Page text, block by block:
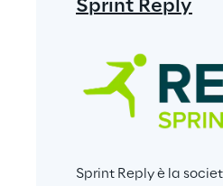
Sprint Reply
Sprint Reply è la